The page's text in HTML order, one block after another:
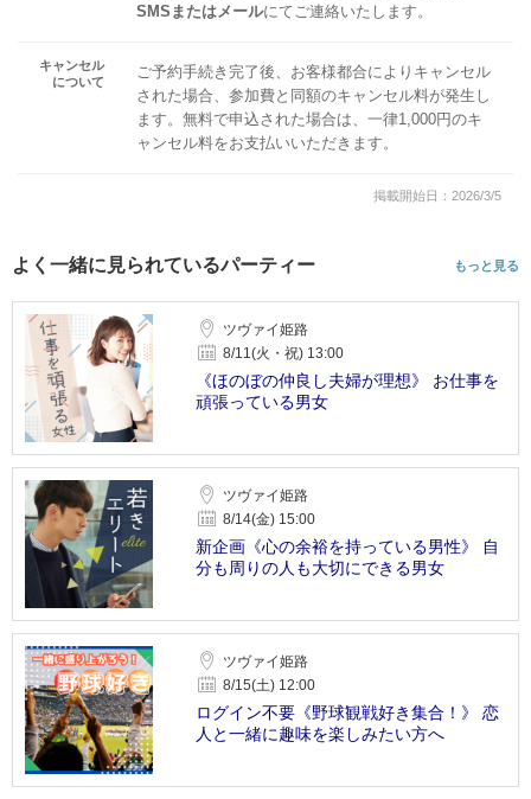
SMSまたはメールにてご連絡いたします。
キャンセル
について
ご予約手続き完了後、お客様都合によりキャンセル
された場合、参加費と同額のキャンセル料が発生し
ます。無料で申込された場合は、一律1,000円のキ
ャンセル料をお支払いいただきます。
掲載開始日：2026/3/5
よく一緒に見られているパーティー もっと見る
ツヴァイ姫路
8/11(火・祝) 13:00
《ほのぼの仲良し夫婦が理想》 お仕事を
頑張っている男女
ツヴァイ姫路
8/14(金) 15:00
新企画《心の余裕を持っている男性》 自
分も周りの人も大切にできる男女
ツヴァイ姫路
8/15(土) 12:00
ログイン不要《野球観戦好き集合！》 恋
人と一緒に趣味を楽しみたい方へ